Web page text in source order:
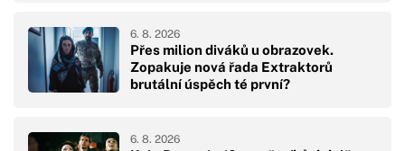
Přes milion diváků u obrazovek.
Zopakuje nová řada Extraktorů
brutální úspěch té první?
6. 8. 2026
6. 8. 2026